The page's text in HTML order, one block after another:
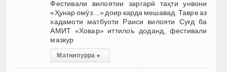
Фестивали вилоятии заргарӣ таҳти унвони
«Ҳунар омӯз…» доир карда мешавад. Тавре аз
хадамоти матбуоти Раиси вилояти Суғд ба
АМИТ «Ховар» иттилоъ доданд, фестивали
мазкур
Матни пурра ▸